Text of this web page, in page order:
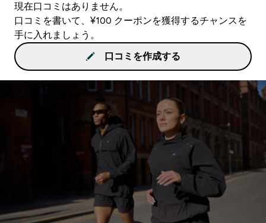
現在口コミはありません。
口コミを書いて、¥100 クーポンを獲得するチャンスを
手に入れましょう。
口コミを作成する